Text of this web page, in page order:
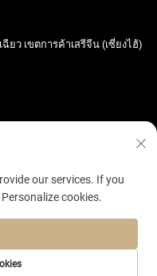
ว เขตการค้าเสรีจีน (เซี่ยงไฮ้)
ำกัด สงวนสิทธิ์ทั้งหมด
ตัว
our services. If you
cookies.